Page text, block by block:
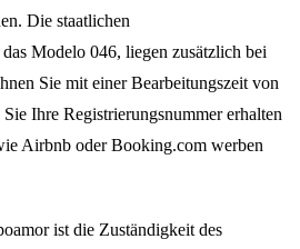
Die staatlichen
Modelo 046, liegen zusätzlich bei
Sie mit einer Bearbeitungszeit von
Ihre Registrierungsnummer erhalten
Airbnb oder Booking.com werben
ist die Zuständigkeit des